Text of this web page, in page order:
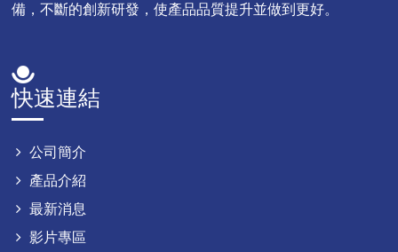
備，不斷的創新研發，使產品品質提升並做到更好。
快速連結
公司簡介
產品介紹
最新消息
影片專區